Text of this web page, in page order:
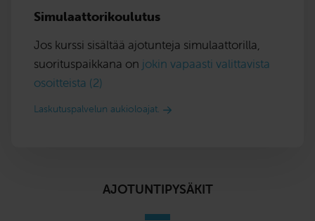
Simulaattorikoulutus
Jos kurssi sisältää ajotunteja simulaattorilla,
suorituspaikkana on jokin vapaasti valittavista
osoitteista (2)
Laskutuspalvelun aukioloajat.
AJOTUNTIPYSÄKIT